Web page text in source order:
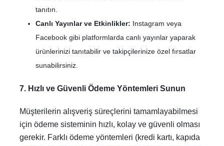
tanıtın.
Canlı Yayınlar ve Etkinlikler: Instagram veya
Facebook gibi platformlarda canlı yayınlar yaparak
ürünlerinizi tanıtabilir ve takipçilerinize özel fırsatlar
sunabilirsiniz.
7. Hızlı ve Güvenli Ödeme Yöntemleri Sunun
Müşterilerin alışveriş süreçlerini tamamlayabilmesi
için ödeme sisteminin hızlı, kolay ve güvenli olması
gerekir. Farklı ödeme yöntemleri (kredi kartı, kapıda